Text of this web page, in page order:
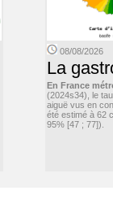
08/08/2026
La
En France
(2024s34), le
aiguë vus en
été estimé à 62
95% [47 ; 77]).